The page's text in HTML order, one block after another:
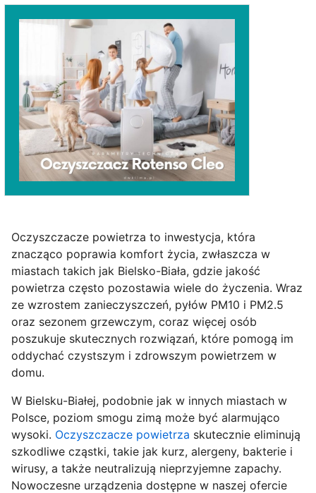
Oczyszczacze powietrza to inwestycja, która
znacząco poprawia komfort życia, zwłaszcza w
miastach takich jak Bielsko-Biała, gdzie jakość
powietrza często pozostawia wiele do życzenia. Wraz
ze wzrostem zanieczyszczeń, pyłów PM10 i PM2.5
oraz sezonem grzewczym, coraz więcej osób
poszukuje skutecznych rozwiązań, które pomogą im
oddychać czystszym i zdrowszym powietrzem w
domu.
W Bielsku-Białej, podobnie jak w innych miastach w
Polsce, poziom smogu zimą może być alarmująco
wysoki. Oczyszczacze powietrza skutecznie eliminują
szkodliwe cząstki, takie jak kurz, alergeny, bakterie i
wirusy, a także neutralizują nieprzyjemne zapachy.
Nowoczesne urządzenia dostępne w naszej ofercie